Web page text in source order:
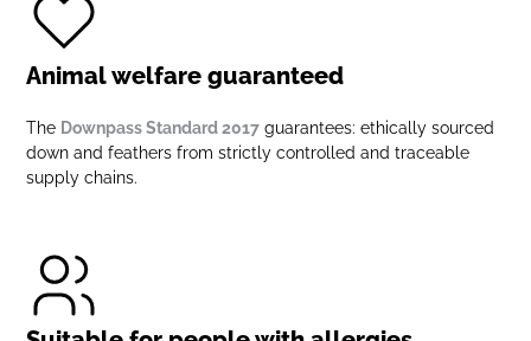
Animal welfare guaranteed
The Downpass Standard 2017 guarantees: ethically sourced
down and feathers from strictly controlled and traceable
supply chains.